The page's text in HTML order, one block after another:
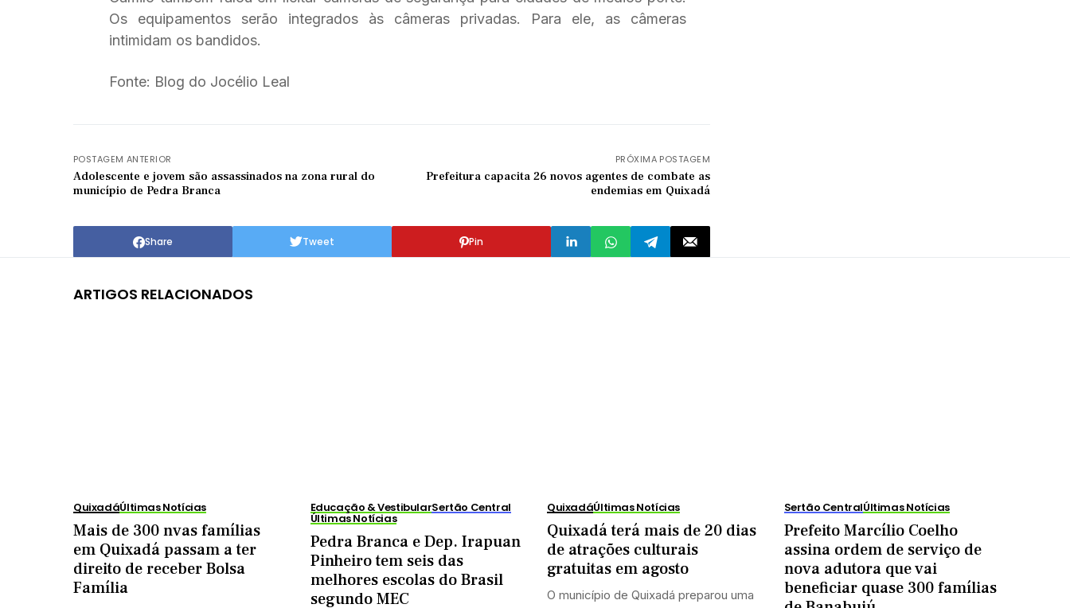
Os equipamentos serão integrados às câmeras privadas. Para ele, as câmeras
intimidam os bandidos.
Fonte: Blog do Jocélio Leal
POSTAGEM ANTERIOR
Adolescente e jovem são assassinados na zona rural do
município de Pedra Branca
PRÓXIMA POSTAGEM
Prefeitura capacita 26 novos agentes de combate as
endemias em Quixadá
Share Tweet Pin
ARTIGOS RELACIONADOS
QuixadáÚltimas Notícias
Mais de 300 nvas famílias
em Quixadá passam a ter
direito de receber Bolsa
Família
Educação & VestibularSertão Central
Últimas Notícias
Pedra Branca e Dep. Irapuan
Pinheiro tem seis das
melhores escolas do Brasil
segundo MEC
QuixadáÚltimas Notícias
Quixadá terá mais de 20 dias
de atrações culturais
gratuitas em agosto
O município de Quixadá preparou uma
Sertão CentralÚltimas Notícias
Prefeito Marcílio Coelho
assina ordem de serviço de
nova adutora que vai
beneficiar quase 300 famílias